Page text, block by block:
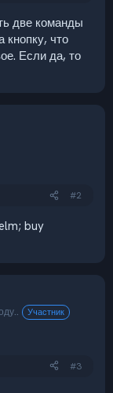
две команды
кнопку, что
Если да, то
#2
buy
Участник
#3